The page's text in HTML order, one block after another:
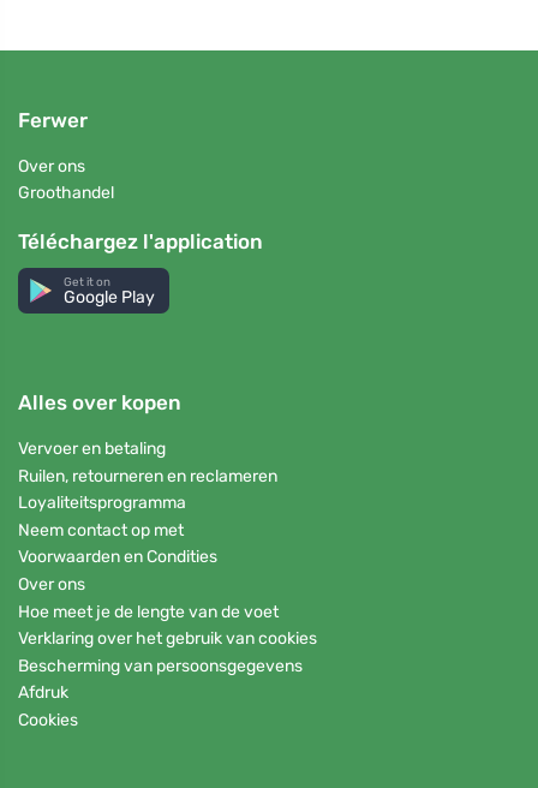
Ferwer
Over ons
Groothandel
Téléchargez l'application
Get it on
Google Play
Alles over kopen
Vervoer en betaling
Ruilen, retourneren en reclameren
Loyaliteitsprogramma
Neem contact op met
Voorwaarden en Condities
Over ons
Hoe meet je de lengte van de voet
Verklaring over het gebruik van cookies
Bescherming van persoonsgegevens
Afdruk
Cookies